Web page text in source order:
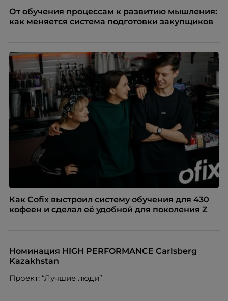
От обучения процессам к развитию мышления:
как меняется система подготовки закупщиков
Как Cofix выстроил систему обучения для 430
кофеен и сделал её удобной для поколения Z
Номинация HIGH PERFORMANCE Carlsberg
Kazakhstan
Проект: “Лучшие люди”